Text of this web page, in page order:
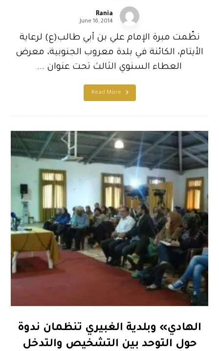
Rania
June 16, 2014
نظّمت مبرة الإمام علي بن أبي طالب(ع) لرعاية
الأيتام، الكائنة في بلدة معروب الجنوبية، معرض
العطاء السنوي الثالث تحت عنوان ...
Read More
الهادي» وبلدية الغبيري تنظمان ندوة
حول التوحد بين التشخيص والتدخل